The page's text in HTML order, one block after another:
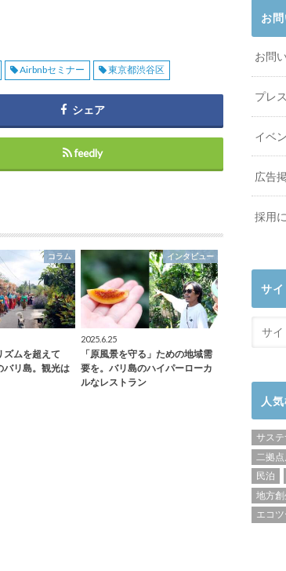
Airbnbセミナー 東京都渋谷区
シェア
feedly
コラム
ズムを超えて
バリ島。観光は
インタビュー
2025.6.25
「原風景を守る」ための地域需
要を。バリ島のハイパーローカ
ルなレストラン
お
お問
プレ
イベ
広告
採用
サ
人
サス
二拠
民泊
地方創
エコ